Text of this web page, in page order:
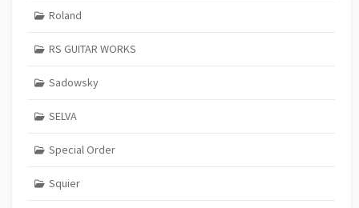
Roland
RS GUITAR WORKS
Sadowsky
SELVA
Special Order
Squier